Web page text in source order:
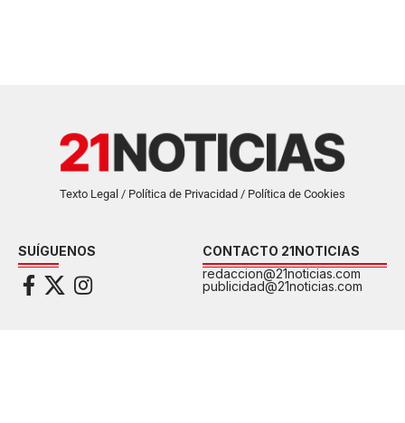
Texto Legal / Política de Privacidad / Política de Cookies
SUÍGUENOS
CONTACTO 21NOTICIAS
redaccion@21noticias.com
publicidad@21noticias.com